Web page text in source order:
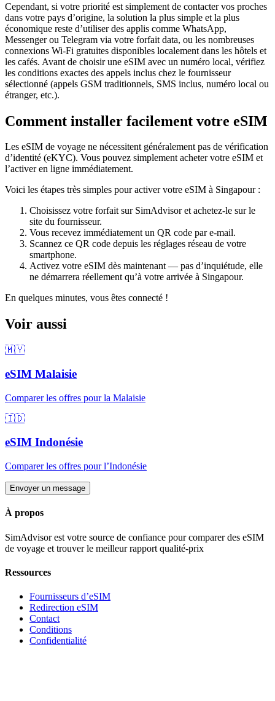
Cependant, si votre priorité est simplement de contacter vos proches
dans votre pays d’origine, la solution la plus simple et la plus
économique reste d’utiliser des applis comme WhatsApp,
Messenger ou Telegram via votre forfait data, ou les nombreuses
connexions Wi‑Fi gratuites disponibles localement dans les hôtels et
les cafés. Avant de choisir une eSIM avec un numéro local, vérifiez
les conditions exactes des appels inclus chez le fournisseur
sélectionné (appels GSM traditionnels, SMS inclus, numéro local ou
étranger, etc.).
Comment installer facilement votre eSIM
Les eSIM de voyage ne nécessitent généralement pas de vérification
d’identité (eKYC). Vous pouvez simplement acheter votre eSIM et
l’activer en ligne immédiatement.
Voici les étapes très simples pour activer votre eSIM à Singapour:
Choisissez votre forfait sur SimAdvisor et achetez-le sur le
site du fournisseur.
Vous recevez immédiatement un QR code par e-mail.
Scannez ce QR code depuis les réglages réseau de votre
smartphone.
Activez votre eSIM dès maintenant — pas d’inquiétude, elle
ne démarrera réellement qu’à votre arrivée à Singapour.
En quelques minutes, vous êtes connecté !
Voir aussi
🇲🇾
eSIM Malaisie
Comparer les offres pourla Malaisie
🇮🇩
eSIM Indonésie
Comparer les offres pourl’Indonésie
Envoyer un message
À propos
SimAdvisor est votre source de confiance pour comparer des eSIM
de voyage et trouver le meilleur rapport qualité-prix
Ressources
Fournisseurs d’eSIM
Redirection eSIM
Contact
Conditions
Confidentialité